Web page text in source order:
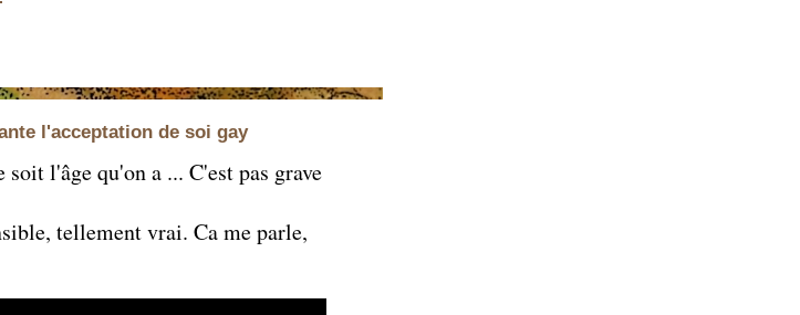
l'acceptation de soi gay
soit l'âge qu'on a ... C'est pas grave
tellement vrai. Ca me parle,